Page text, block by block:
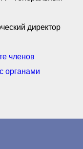
директор
членов
органами